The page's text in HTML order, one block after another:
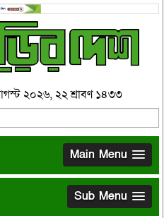
২০২৬, ২২ শ্রাবণ ১৪৩৩
Main Menu
Sub Menu